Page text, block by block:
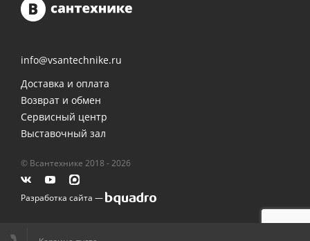
info@vsantechnike.ru
Доставка и оплата
Возврат и обмен
Сервисный центр
Выставочный зал
© Всантехнике 2018 - 2026
Разработка сайта —